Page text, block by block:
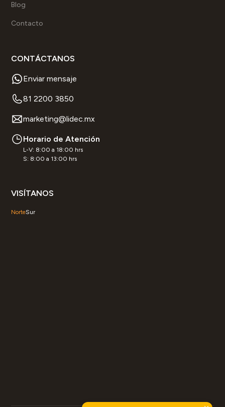
Blog
Contacto
CONTÁCTANOS
Enviar mensaje
81 2200 3850
marketing@lidec.mx
Horario de Atención
L-V: 8:00 a 18:00 hrs
S: 8:00 a 13:00 hrs
VISÍTANOS
NorteSur